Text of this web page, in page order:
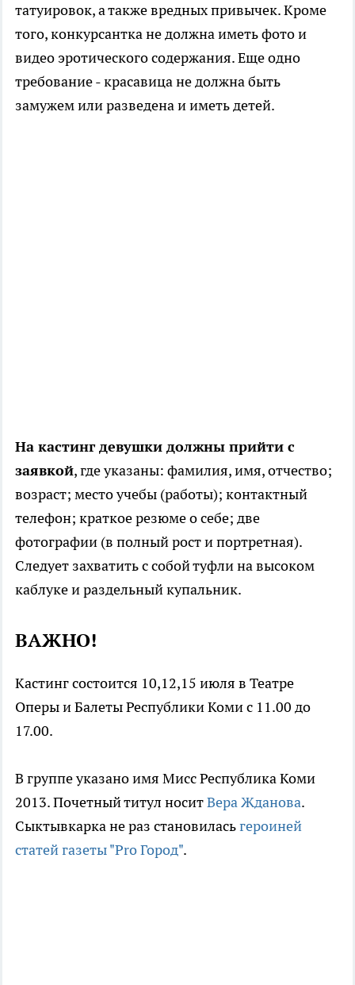
татуировок, а также вредных привычек. Кроме
того, конкурсантка не должна иметь фото и
видео эротического содержания. Еще одно
требование - красавица не должна быть
замужем или разведена и иметь детей.
На кастинг девушки должны прийти с
заявкой, где указаны: фамилия, имя, отчество;
возраст; место учебы (работы); контактный
телефон; краткое резюме о себе; две
фотографии (в полный рост и портретная).
Следует захватить с собой туфли на высоком
каблуке и раздельный купальник.
ВАЖНО!
Кастинг состоится 10,12,15 июля в Театре
Оперы и Балеты Республики Коми с 11.00 до
17.00.
В группе указано имя Мисс Республика Коми
2013. Почетный титул носитВера Жданова.
Сыктывкарка не раз становиласьгероиней
статей газеты "Pro Город".